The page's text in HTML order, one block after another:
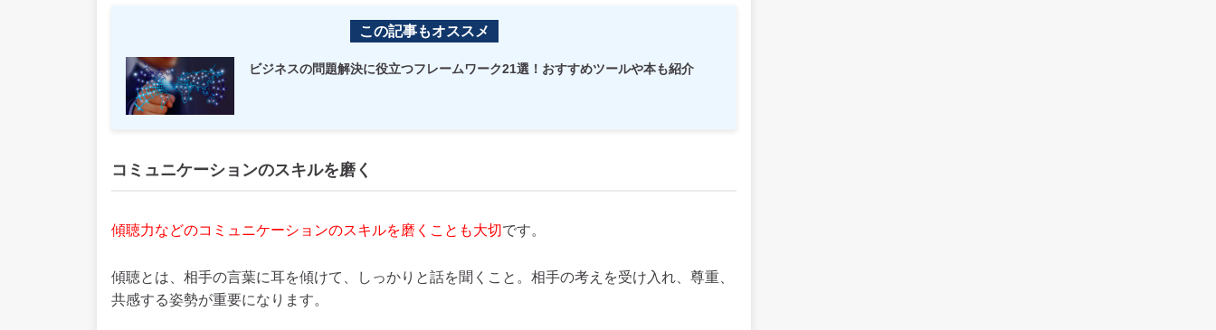
この記事もオススメ
ビジネスの問題解決に役立つフレームワーク21選！おすすめツールや本も紹介
コミュニケーションのスキルを磨く
傾聴力などのコミュニケーションのスキルを磨くことも大切です。
傾聴とは、相手の言葉に耳を傾けて、しっかりと話を聞くこと。相手の考えを受け入れ、尊重、
共感する姿勢が重要になります。